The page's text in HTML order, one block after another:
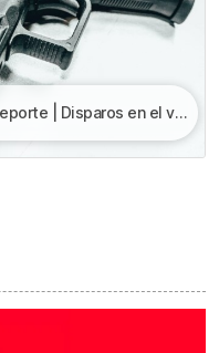
| Disparos en el vestuario